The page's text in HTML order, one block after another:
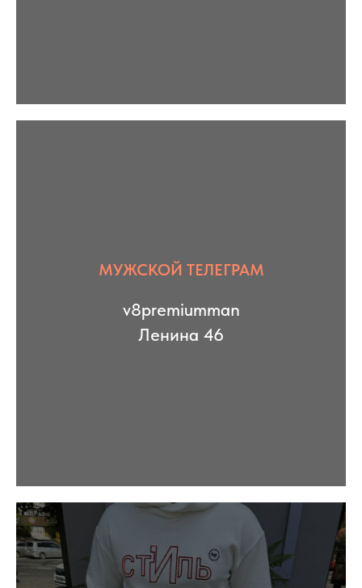
МУЖСКОЙ ТЕЛЕГРАМ
v8premiumman
Ленина 46